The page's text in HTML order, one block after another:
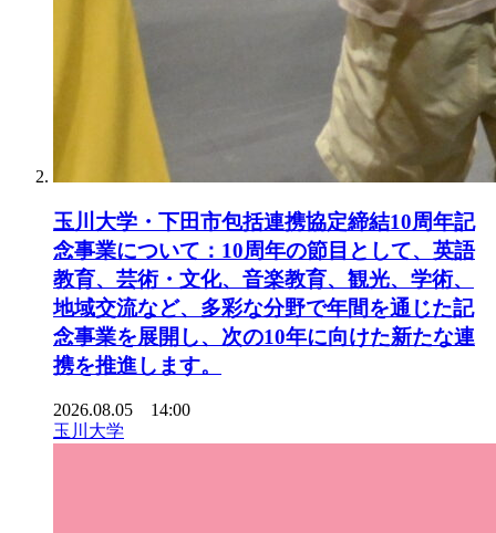
玉川大学・下田市包括連携協定締結10周年記
念事業について：10周年の節目として、英語
教育、芸術・文化、音楽教育、観光、学術、
地域交流など、多彩な分野で年間を通じた記
念事業を展開し、次の10年に向けた新たな連
携を推進します。
2026.08.05 14:00
玉川大学